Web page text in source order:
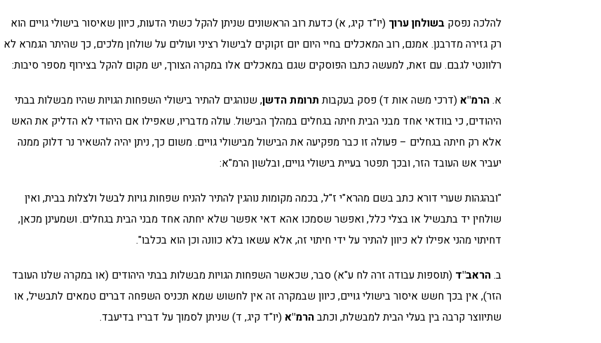
להלכה נפסק בשולחןערוך (יו"ד קיג, א) כדעת רוב הראשונים שניתן להקל כשתי הדעות, כיוון שאיסור בישולי גויים הוא
רק גזירה מדרבנן. אמנם, רוב המאכלים בחיי היום יום זקוקים לבישול רציני ועולים על שולחן מלכים, כך שהיתר הגמרא לא
רלוונטי לגבם. עם זאת, למעשה כתבו הפוסקים שגם במאכלים אלו במקרה הצורך, יש מקום להקל בצירוף מספר סיבות:
א.הרמ"א (דרכי משה אות ד) פסק בעקבות תרומת הדשן, שנוהגים להתיר בישולי השפחות הגויות שהיו מבשלות בבתי
היהודים, כי בוודאי אחד מבני הבית חיתה בגחלים במהלך הבישול. עולה מדבריו, שאפילו אם היהודי לא הדליק את האש
אלא רק חיתה בגחלים – פעולה זו כבר מפקיעה את הבישול מבישולי גויים. משום כך, ניתן יהיה להשאיר נר דלוק ממנה
יעביר אש העובד הזר, ובכך תפטר בעיית בישולי גויים, ובלשון הרמ"א:
"ובהגהות שערי דורא כתב בשם מהרא"י ז"ל, בכמה מקומות נוהגין להתיר להניח שפחות גויות לבשל ולצלות בבית, ואין
שולחין יד בתבשיל או בצלי כלל, ואפשר שסמכו אהא דאי אפשר שלא יחתה אחד מבני הבית בגחלים. ושמעינן מכאן,
דחיתוי מהני אפילו לא כיוון להתיר על ידי חיתוי זה, אלא עשאו בלא כוונה וכן הוא בכלבו".
ב.הראב"ד (תוספות עבודה זרה לח ע"א) סבר, שכאשר השפחות הגויות מבשלות בבתי היהודים (או במקרה שלנו העובד
הזר), אין בכך חשש איסור בישולי גויים, כיוון שבמקרה זה אין לחשוש שמא תכניס השפחה דברים טמאים לתבשיל, או
שתיווצר קרבה בין בעלי הבית למבשלת, וכתבהרמ"א (יו"ד קיג, ד) שניתן לסמוך על דבריו בדיעבד.